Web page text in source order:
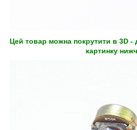
Цей товар можна покрутити в 3D -
картинку